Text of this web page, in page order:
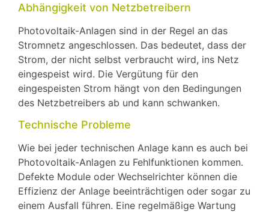
Abhängigkeit von Netzbetreibern
Photovoltaik-Anlagen sind in der Regel an das
Stromnetz angeschlossen. Das bedeutet, dass der
Strom, der nicht selbst verbraucht wird, ins Netz
eingespeist wird. Die Vergütung für den
eingespeisten Strom hängt von den Bedingungen
des Netzbetreibers ab und kann schwanken.
Technische Probleme
Wie bei jeder technischen Anlage kann es auch bei
Photovoltaik-Anlagen zu Fehlfunktionen kommen.
Defekte Module oder Wechselrichter können die
Effizienz der Anlage beeinträchtigen oder sogar zu
einem Ausfall führen. Eine regelmäßige Wartung